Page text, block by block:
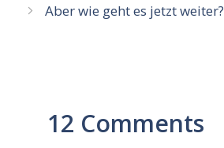
Aber wie geht es jetzt weiter?
12 Comments